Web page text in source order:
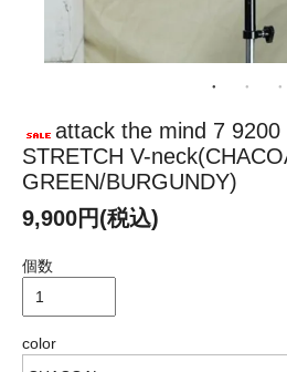
attack the mind 7 9200
STRETCH V-
GREEN/BURGUNDY)
9,900円(税込)
個数
color